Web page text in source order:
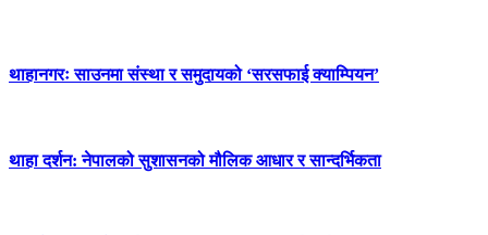
थाहानगरः साउनमा संस्था र समुदायको ‘सरसफाई क्याम्पियन’
थाहा दर्शन: नेपालको सुशासनको मौलिक आधार र सान्दर्भिकता